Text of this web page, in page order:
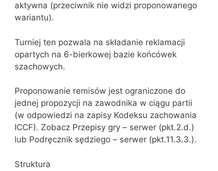
aktywna (przeciwnik nie widzi proponowanego
wariantu).
Turniej ten pozwala na składanie reklamacji
opartych na 6-bierkowej bazie końcówek
szachowych.
Proponowanie remisów jest ograniczone do
jednej propozycji na zawodnika w ciągu partii
(w odpowiedzi na zapisy Kodeksu zachowania
ICCF). Zobacz Przepisy gry – serwer (pkt.2.d.)
lub Podręcznik sędziego – serwer (pkt.11.3.3.).
Struktura